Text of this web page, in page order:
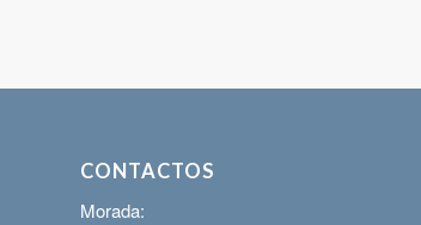
CONTACTOS
Morada: